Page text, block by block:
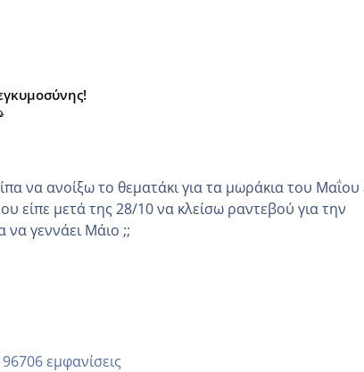
να ανοίξω το θεματάκι για τα μωράκια του Μαΐου εγώ
είπε μετά της 28/10 να κλείσω ραντεβού για την
να γεννάει Μάιο ;;
96706 εμφανίσεις